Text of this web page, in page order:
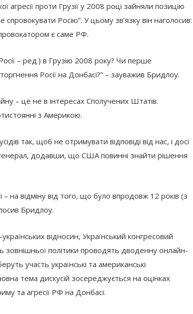
проти Грузії у 2008 році зайняли позицію
Росію”. У цьому зв’язку він наголосив:
є саме РФ.
– ред.) в Грузію 2008 року? Чи перше
Росії на Донбасі?” – зауважив Бридлоу.
– це не в інтересах Сполучених Штатів.
з Америкою.
так, щоб не отримувати відповіді від нас, і досі
додавши, що США повинні знайти рішення
на відміну від того, що було впродовж 12 років (з
Бридлоу.
відносин, Український конгресовий
зовнішньої політики проводять дводенну онлайн-
участь українські та американські
тема дискусій зосереджується на оцінках
та агресії РФ на Донбасі.